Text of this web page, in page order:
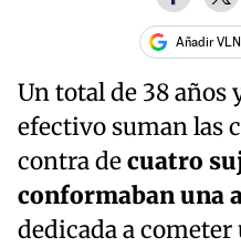
Añadir
Un total de 38 años
efectivo suman las
contra decuatro
conformaban una
dedicada a cometer